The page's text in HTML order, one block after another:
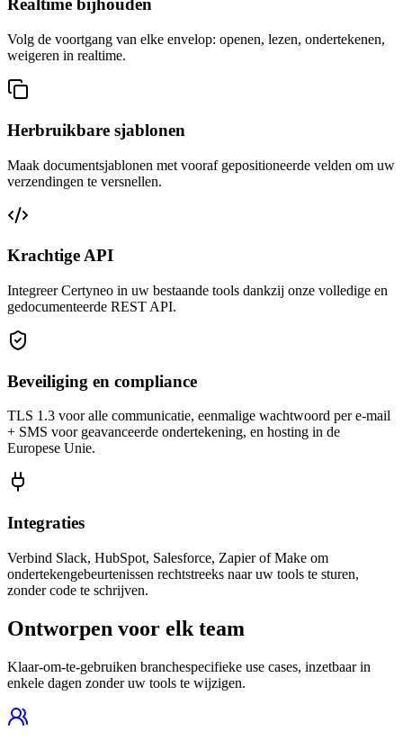
Realtime bijhouden
Volg de voortgang van elke envelop: openen, lezen, ondertekenen,
weigeren in realtime.
Herbruikbare sjablonen
Maak documentsjablonen met vooraf gepositioneerde velden om uw
verzendingen te versnellen.
Krachtige API
Integreer Certyneo in uw bestaande tools dankzij onze volledige en
gedocumenteerde REST API.
Beveiliging en compliance
TLS 1.3 voor alle communicatie, eenmalige wachtwoord per e-mail
+ SMS voor geavanceerde ondertekening, en hosting in de
Europese Unie.
Integraties
Verbind Slack, HubSpot, Salesforce, Zapier of Make om
ondertekengebeurtenissen rechtstreeks naar uw tools te sturen,
zonder code te schrijven.
Ontworpen voor elk team
Klaar-om-te-gebruiken branchespecifieke use cases, inzetbaar in
enkele dagen zonder uw tools te wijzigen.